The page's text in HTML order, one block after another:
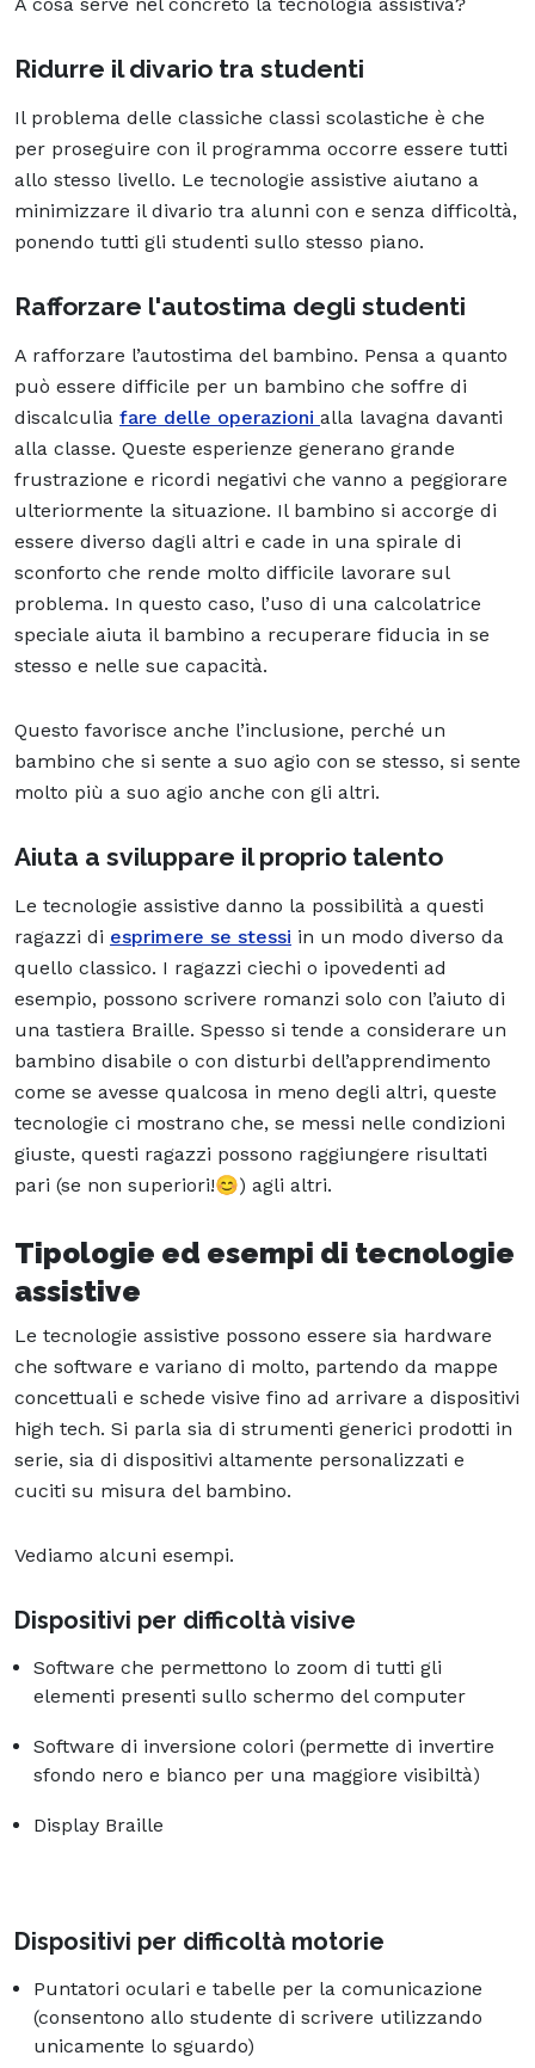
Ridurre il divario tra studenti
Il problema delle classiche classi scolastiche è che
per proseguire con il programma occorre essere tutti
allo stesso livello. Le tecnologie assistive aiutano a
minimizzare il divario tra alunni con e senza difficoltà,
ponendo tutti gli studenti sullo stesso piano.
Rafforzare l'autostima degli studenti
A rafforzare l’autostima del bambino. Pensa a quanto
può essere difficile per un bambino che soffre di
discalculia fare delle operazioni alla lavagna davanti
alla classe. Queste esperienze generano grande
frustrazione e ricordi negativi che vanno a peggiorare
ulteriormente la situazione. Il bambino si accorge di
essere diverso dagli altri e cade in una spirale di
sconforto che rende molto difficile lavorare sul
problema. In questo caso, l’uso di una calcolatrice
speciale aiuta il bambino a recuperare fiducia in se
stesso e nelle sue capacità.
Questo favorisce anche l’inclusione, perché un
bambino che si sente a suo agio con se stesso, si sente
molto più a suo agio anche con gli altri.
Aiuta a sviluppare il proprio talento
Le tecnologie assistive danno la possibilità a questi
ragazzi di esprimere se stessi in un modo diverso da
quello classico. I ragazzi ciechi o ipovedenti ad
esempio, possono scrivere romanzi solo con l’aiuto di
una tastiera Braille. Spesso si tende a considerare un
bambino disabile o con disturbi dell’apprendimento
come se avesse qualcosa in meno degli altri, queste
tecnologie ci mostrano che, se messi nelle condizioni
giuste, questi ragazzi possono raggiungere risultati
pari (se non superiori!😊) agli altri.
Tipologie ed esempi di tecnologie
assistive
Le tecnologie assistive possono essere sia hardware
che software e variano di molto, partendo da mappe
concettuali e schede visive fino ad arrivare a dispositivi
high tech. Si parla sia di strumenti generici prodotti in
serie, sia di dispositivi altamente personalizzati e
cuciti su misura del bambino.
Vediamo alcuni esempi.
Dispositivi per difficoltà visive
Software che permettono lo zoom di tutti gli
elementi presenti sullo schermo del computer
Software di inversione colori (permette di invertire
sfondo nero e bianco per una maggiore visibiltà)
Display Braille
Dispositivi per difficoltà motorie
Puntatori oculari e tabelle per la comunicazione
(consentono allo studente di scrivere utilizzando
unicamente lo sguardo)